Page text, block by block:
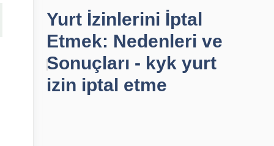
Yurt İzinlerini İptal
Etmek: Nedenleri ve
Sonuçları - kyk yurt
izin iptal etme